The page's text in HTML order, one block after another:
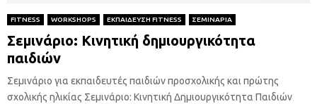
FITNESS WORKSHOPS ΕΚΠΑΙΔΕΥΣΗ FITNESS ΣΕΜΙΝΑΡΙΑ
Σεμινάριο: Κινητική δημιουργικότητα
παιδιών
Σεμινάριο για εκπαιδευτές παιδιών προσχολικής και πρώτης
σχολικής ηλικίας Σεμινάριο: Κινητική Δημιουργικότητα Παιδιών